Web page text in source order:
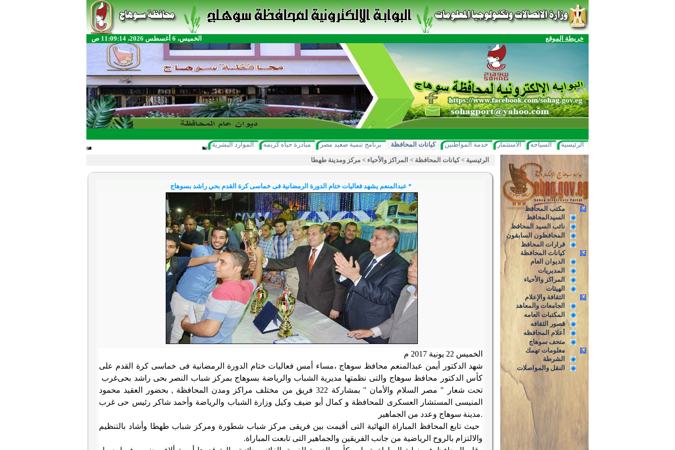
خريطة الموقع الخميس، 6 أغسطس 2026، 11:09:14 ص
الرئيسية السياحه الاستثمار خدمة المواطنين كيانات المحافظة برنامج تنمية صعيد مصر مبادرة حياه كريمه الموارد البشرية
مكتب المحافظ
السيدالمحافظ
نائب السيد المحافظ
المحافظون السابقون
قرارات المحافظ
كيانات المحافظة
الديوان العام
المديريات
المراكز والأحياء
الهيئات
الثقافة والإعلام
الجامعات والمعاهد
المكتبات العامه
قصور الثقافه
أعلام المحافظه
متحف سوهاج
معلومات تهمك
الشرطة
النقل والمواصلات
الرئيسية >كيانات المحافظة > المراكز والأحياء > مركز ومدينة طهطا
* عبدالمنعم يشهد فعاليات ختام الدورة الرمضانية فى خماسى كرة القدم بحي راشد بسوهاج
الخميس 22 يونية 2017 م
شهد الدكتور أيمن عبدالمنعم محافظ سوهاج ،مساء
مس فعاليات ختام الدورة الرمضانية فى خماسى كرة القدم على
كأس الدكتور محافظ سوهاج والتى نظمتها مديرية الشباب والرياضة بسوهاج بمركز شباب النصر بحى راشد بحىغرب
تحت شعار " مصر السلام والأمان " بمشاركة 322 فريق من مختلف مراكز ومدن المحافظة , بحضور العقيد محمود
المنيسى المستشار العسكرى للمحافظة و كمال أبو ضيف وكيل وزارة الشباب والرياضة وأحمد شاكر رئيس حى غرب
مدينة سوهاج وعدد من الجماهير.
حيث تابع المحافظ المباراة النهائية التى أقيمت بين فريقى مركز شباب شطورة ومركز شباب طهطا وأشاد بالتنظيم
والالتزام بالروح الرياضية من جانب الفريقين والجماهير التى تابعت المباراة.